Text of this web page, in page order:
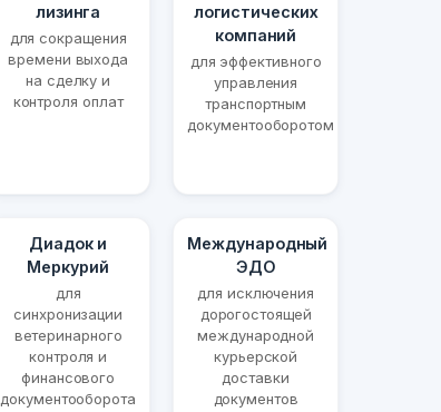
лизинга
для сокращения
времени выхода
на сделку и
контроля оплат
логистических
компаний
для эффективного
управления
транспортным
документооборотом
Диадок и
Меркурий
для
синхронизации
ветеринарного
контроля и
финансового
документооборота
Международный
ЭДО
для исключения
дорогостоящей
международной
курьерской
доставки
документов